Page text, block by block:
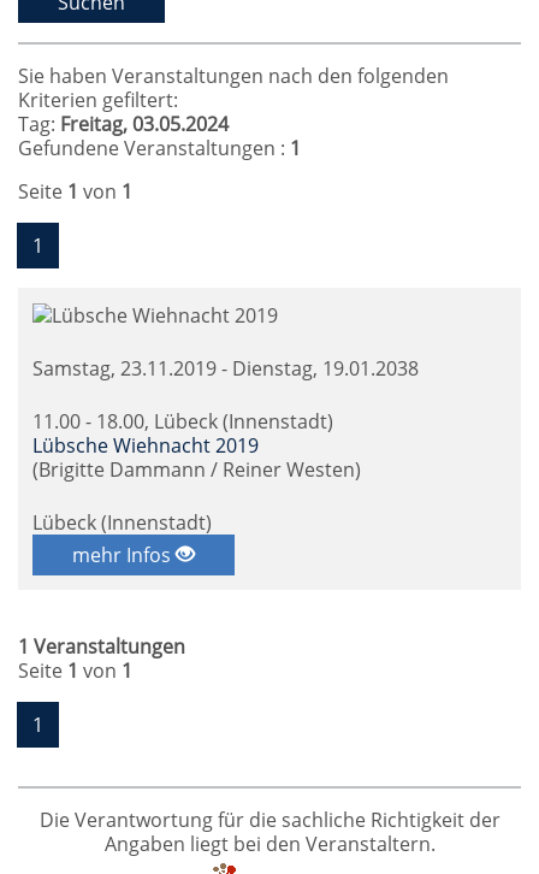
Sie haben Veranstaltungen nach den folgenden
Kriterien gefiltert:
Tag: Freitag, 03.05.2024
Gefundene Veranstaltungen : 1
Seite 1 von 1
1
Samstag, 23.11.2019 - Dienstag, 19.01.2038
11.00 - 18.00, Lübeck (Innenstadt)
Lübsche Wiehnacht 2019
(Brigitte Dammann / Reiner Westen)
Lübeck (Innenstadt)
mehr Infos
1 Veranstaltungen
Seite 1 von 1
1
Die Verantwortung für die sachliche Richtigkeit der
Angaben liegt bei den Veranstaltern.